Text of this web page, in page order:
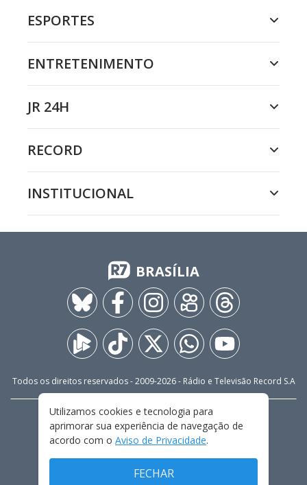
ESPORTES
ENTRETENIMENTO
JR 24H
RECORD
INSTITUCIONAL
BRASÍLIA
Todos os direitos reservados - 2009-2026- Rádio e Televisão Record S.A
FALE CONOSCO
PRIVACIDADE
TERMOS E CONDIÇÕES DE USO
Utilizamos cookies e tecnologia para
aprimorar sua experiência de navegação de
acordo com o Aviso de Privacidade.
FECHAR